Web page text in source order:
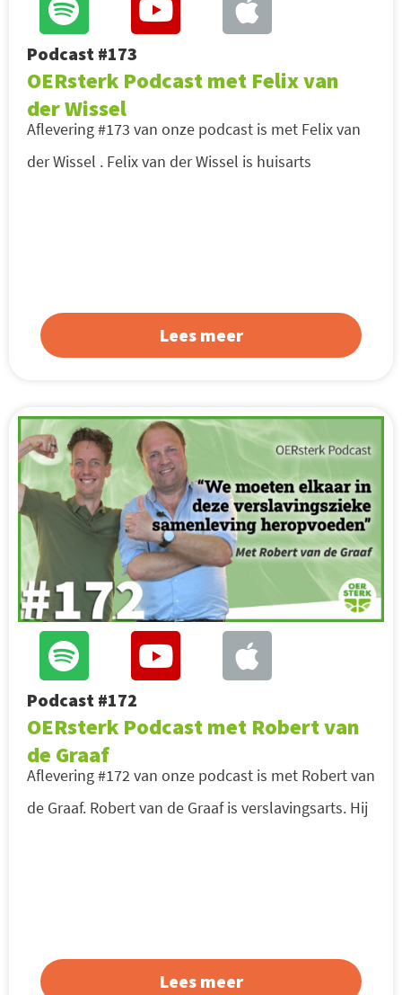
Podcast #173
OERsterk Podcast met Felix van
der Wissel
Aflevering #173 van onze podcast is met Felix van
der Wissel . Felix van der Wissel is huisarts
Lees meer
Podcast #172
OERsterk Podcast met Robert van
de Graaf
Aflevering #172 van onze podcast is met Robert van
de Graaf. Robert van de Graaf is verslavingsarts. Hij
Lees meer